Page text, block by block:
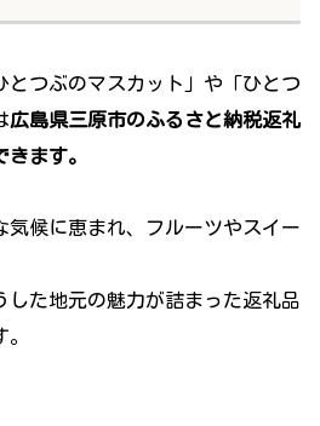
とつぶのマスカット」や「ひとつ
広島県三原市のふるさと納税返礼
ます。
気候に恵まれ、フルーツやスイー
した地元の魅力が詰まった返礼品